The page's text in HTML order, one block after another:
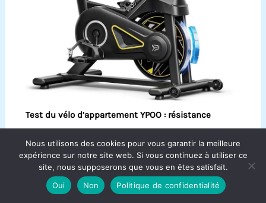
Test du vélo d’appartement YPOO : résistance
Nous utilisons des cookies pour vous garantir la meilleure
expérience sur notre site web. Si vous continuez à utiliser ce
site, nous supposerons que vous en êtes satisfait.
Oui
Non Politique de confidentialité